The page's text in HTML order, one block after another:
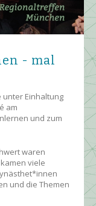
- mal
unter Einhaltung
am
und zum
waren
viele
und die Themen